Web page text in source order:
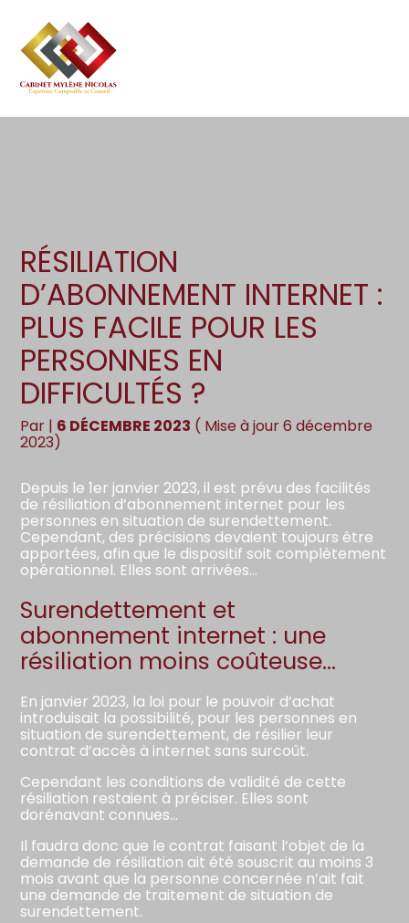
Aller
au
contenu
Création d’entreprise
Gestion au quotidien
Gestion
Compta
RÉSILIATION
D’ABONNEMENT INTERNET :
PLUS FACILE POUR LES
PERSONNES EN
DIFFICULTÉS ?
Par | 6 DÉCEMBRE 2023 ( Mise à jour 6 décembre
2023)
Depuis le 1er janvier 2023, il est prévu des facilités
de résiliation d’abonnement internet pour les
personnes en situation de surendettement.
Cependant, des précisions devaient toujours être
apportées, afin que le dispositif soit complètement
opérationnel. Elles sont arrivées…
Surendettement et
abonnement internet : une
résiliation moins coûteuse…
En janvier 2023, la loi pour le pouvoir d’achat
introduisait la possibilité, pour les personnes en
situation de surendettement, de résilier leur
contrat d’accès à internet sans surcoût.
Cependant les conditions de validité de cette
résiliation restaient à préciser. Elles sont
dorénavant connues…
Il faudra donc que le contrat faisant l’objet de la
demande de résiliation ait été souscrit au moins 3
mois avant que la personne concernée n’ait fait
une demande de traitement de situation de
surendettement.